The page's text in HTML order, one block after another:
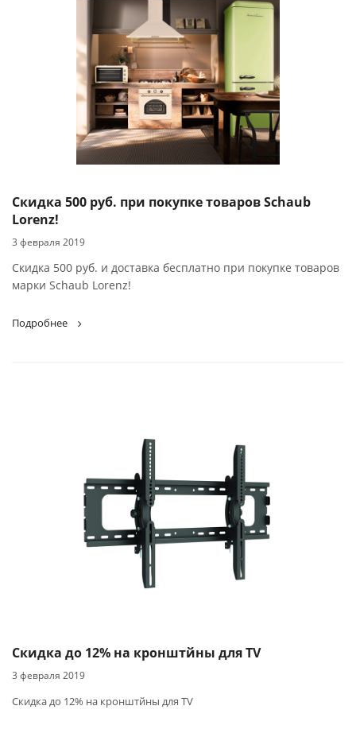
Скидка 500 руб. при покупке товаров Schaub
Lorenz!
3 февраля 2019
Скидка 500 руб. и доставка бесплатно при покупке товаров
марки Schaub Lorenz!
Подробнее
Скидка до 12% на кронштйны для TV
3 февраля 2019
Скидка до 12% на кронштйны для TV